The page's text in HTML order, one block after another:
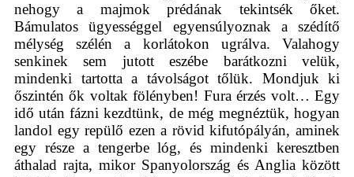
nehogy a majmok prédának tekintsék őket.
Bámulatos ügyességgel egyensúlyoznak a szédítő
mélység szélén a korlátokon ugrálva. Valahogy
senkinek sem jutott eszébe barátkozni velük,
mindenki tartotta a távolságot tőlük. Mondjuk ki
őszintén ők voltak fölényben! Fura érzés volt… Egy
idő után fázni kezdtünk, de még megnéztük, hogyan
landol egy repülő ezen a rövid kifutópályán, aminek
egy része a tengerbe lóg, és mindenki keresztben
áthalad rajta, mikor Spanyolország és Anglia között